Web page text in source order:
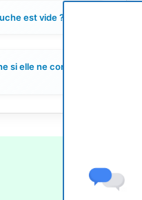
est vide ?
si elle ne convient